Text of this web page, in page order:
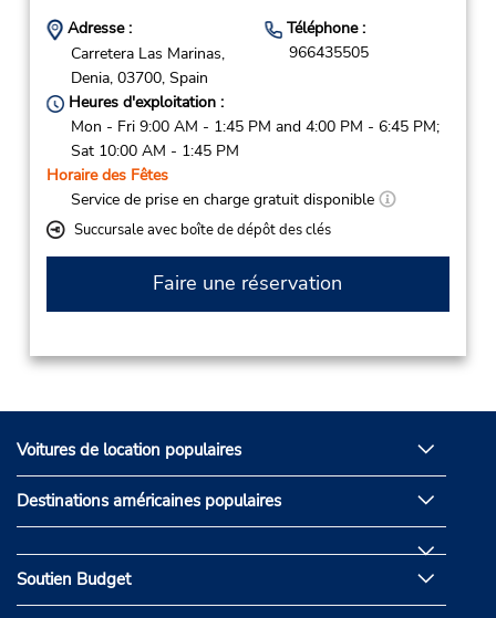
Adresse :
Carretera Las Marinas,
Denia, 03700, Spain
Téléphone :
966435505
Heures d'exploitation :
Mon - Fri 9:00 AM - 1:45 PM and 4:00 PM - 6:45 PM;
Sat 10:00 AM - 1:45 PM
Horaire des Fêtes
Service de prise en charge gratuit disponible
Succursale avec boîte de dépôt des clés
Faire une réservation
Voitures de location populaires
Destinations américaines populaires
Soutien Budget